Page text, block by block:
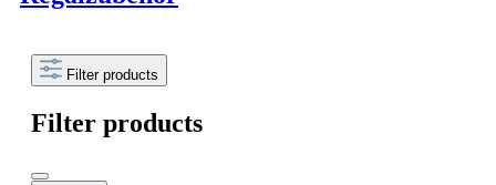
Filter products
Filter products